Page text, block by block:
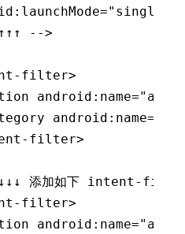
: launchMode=
-->
filter>
android : name=
android : name=
filter>
添加如下 intent-
filter>
android : name=